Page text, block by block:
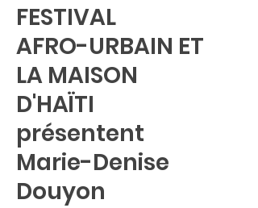
FESTIVAL
AFRO-URBAIN ET
LA MAISON
D'HAÏTI
présentent
Marie-Denise
Douyon